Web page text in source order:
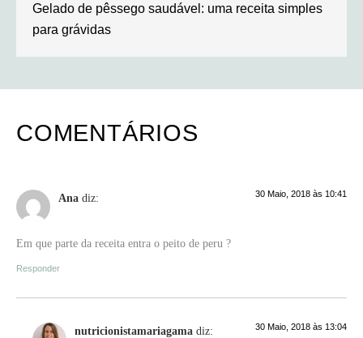
Gelado de pêssego saudável: uma receita simples
para grávidas
COMENTÁRIOS
Ana diz: 30 Maio, 2018 às 10:41
Em que parte da receita entra o peito de peru ?
Responder
nutricionistamariagama diz: 30 Maio, 2018 às 13:04